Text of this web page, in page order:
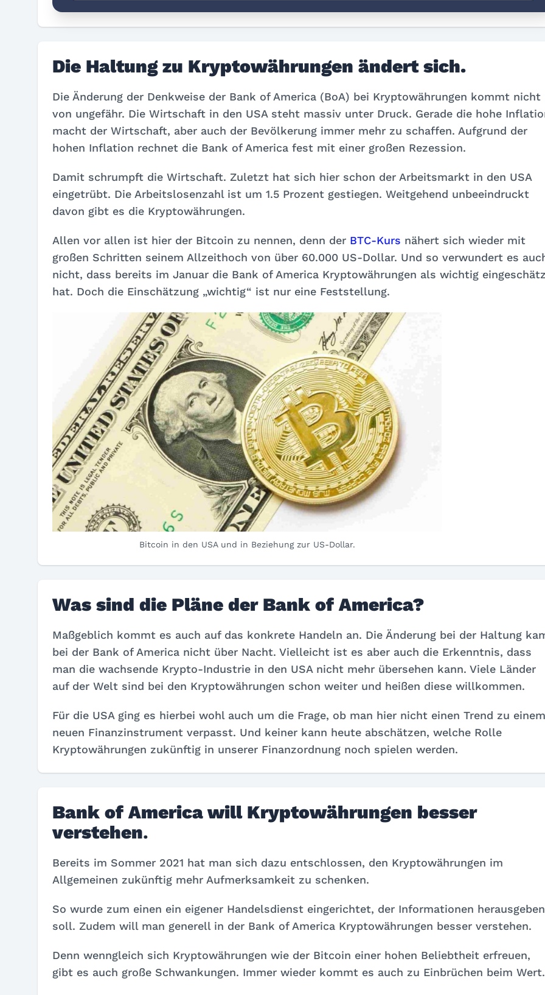
Die Haltung zu Kryptowährungen ändert sich.
Die Änderung der Denkweise der Bank of America (BoA) bei Kryptowährungen kommt nicht
von ungefähr. Die Wirtschaft in den USA steht massiv unter Druck. Gerade die hohe
macht der Wirtschaft, aber auch der Bevölkerung immer mehr zu schaffen. Aufgrund der
hohen Inflation rechnet die Bank of America fest mit einer großen Rezession.
Damit schrumpft die Wirtschaft. Zuletzt hat sich hier schon der Arbeitsmarkt in den USA
eingetrübt. Die Arbeitslosenzahl ist um 1.5 Prozent gestiegen. Weitgehend unbeeindruckt
davon gibt es die Kryptowährungen.
Allen vor allen ist hier der Bitcoin zu nennen, denn der BTC-Kurs nähert sich wieder mit
großen Schritten seinem Allzeithoch von über 60.000 US-Dollar. Und so verwundert es
nicht, dass bereits im Januar die Bank of America Kryptowährungen als wichtig
hat. Doch die Einschätzung „wichtig“ ist nur eine Feststellung.
Bitcoin in den USA und in Beziehung zur US-Dollar.
Was sind die Pläne der Bank of America?
Maßgeblich kommt es auch auf das konkrete Handeln an. Die Änderung bei der Haltung
bei der Bank of America nicht über Nacht. Vielleicht ist es aber auch die Erkenntnis, dass
man die wachsende Krypto-Industrie in den USA nicht mehr übersehen kann. Viele Länder
auf der Welt sind bei den Kryptowährungen schon weiter und heißen diese willkommen.
Für die USA ging es hierbei wohl auch um die Frage, ob man hier nicht einen Trend zu einem
neuen Finanzinstrument verpasst. Und keiner kann heute abschätzen, welche Rolle
Kryptowährungen zukünftig in unserer Finanzordnung noch spielen werden.
Bank of America will Kryptowährungen besser
verstehen.
Bereits im Sommer 2021 hat man sich dazu entschlossen, den Kryptowährungen im
Allgemeinen zukünftig mehr Aufmerksamkeit zu schenken.
So wurde zum einen ein eigener Handelsdienst eingerichtet, der Informationen herausgeben
soll. Zudem will man generell in der Bank of America Kryptowährungen besser verstehen.
Denn wenngleich sich Kryptowährungen wie der Bitcoin einer hohen Beliebtheit erfreuen,
gibt es auch große Schwankungen. Immer wieder kommt es auch zu Einbrüchen beim Wert.